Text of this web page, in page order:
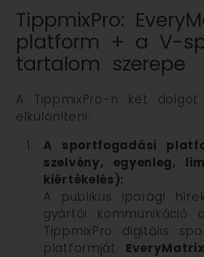
TippmixPro:
platform + a V-
tartalom szerepe
A TippmixPro-n két dolgot
elkülöníteni:
A sportfogadási
szelvény, egyenleg,
kiértékelés):
A publikus iparági
gyártói kommunikáció
TippmixPro digitális
platformját EveryMatrix